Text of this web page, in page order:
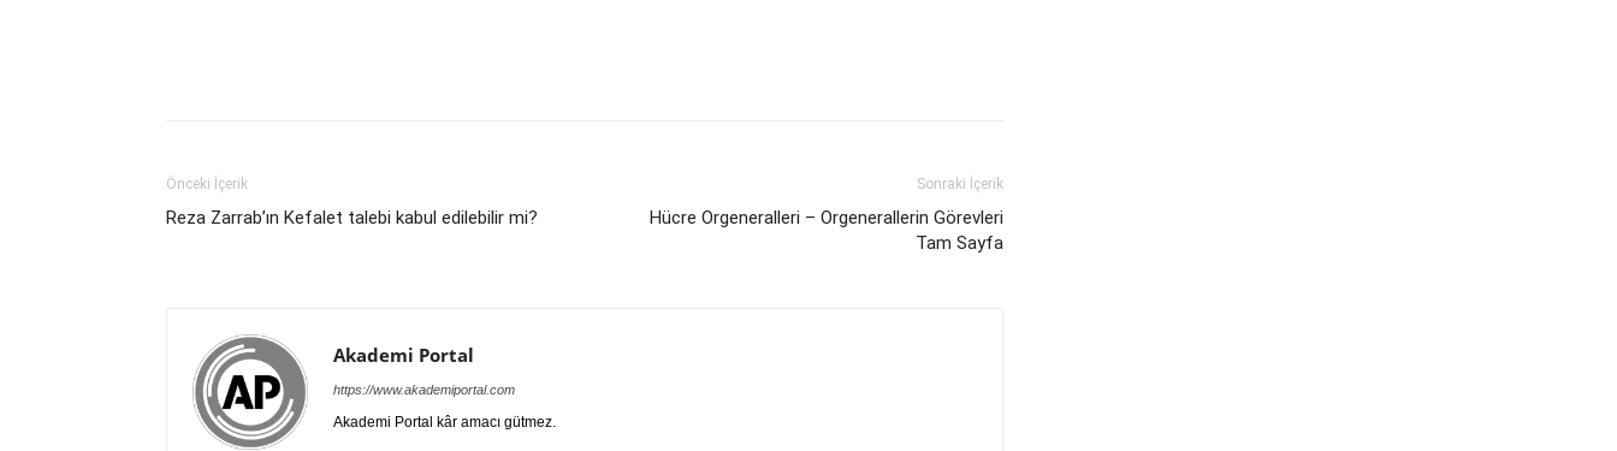
Önceki İçerik
Reza Zarrab’ın Kefalet talebi kabul edilebilir mi?
Sonraki İçerik
Hücre Orgeneralleri – Orgenerallerin Görevleri
Tam Sayfa
Akademi Portal
https://www.akademiportal.com
Akademi Portal kâr amacı gütmez.